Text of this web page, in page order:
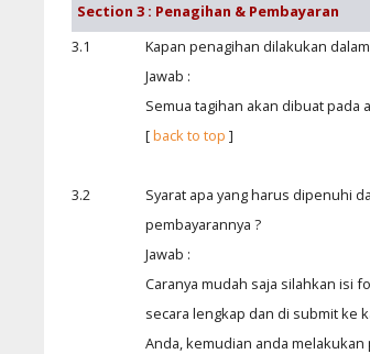
Section 3 : Penagihan & Pembayaran
3.1
Kapan penagihan dilakukan
Jawab :
Semua tagihan akan dibuat pada
[back to top ]
3.2
Syarat apa yang harus dipenuhi
pembayarannya ?
Jawab :
Caranya mudah saja silahkan isi
secara lengkap dan di submit ke
Anda, kemudian anda melakukan